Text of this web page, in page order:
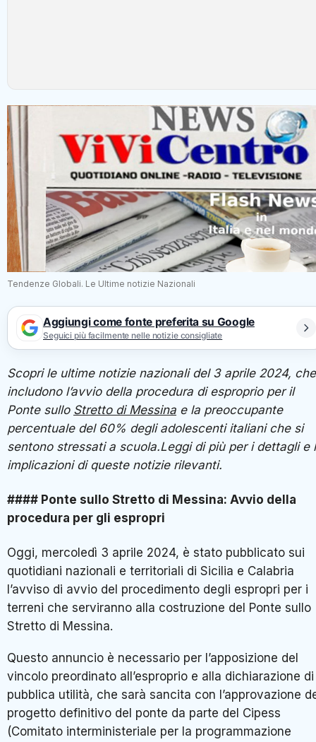
Tendenze Globali. Le Ultime notizie Nazionali
Aggiungi come fonte preferita su Google
Seguici più facilmente nelle notizie consigliate
Scopri le ultime notizie nazionali del 3 aprile 2024, che
includono l’avvio della procedura di esproprio per il
Ponte sullo Stretto di Messina e la preoccupante
percentuale del 60% degli adolescenti italiani che si
sentono stressati a scuola.Leggi di più per i dettagli e
implicazioni di queste notizie rilevanti.
#### Ponte sullo Stretto di Messina: Avvio della
procedura per gli espropri
Oggi, mercoledì 3 aprile 2024, è stato pubblicato sui
quotidiani nazionali e territoriali di Sicilia e Calabria
l’avviso di avvio del procedimento degli espropri per i
terreni che serviranno alla costruzione del Ponte sullo
Stretto di Messina.
Questo annuncio è necessario per l’apposizione del
vincolo preordinato all’esproprio e alla dichiarazione di
pubblica utilità, che sarà sancita con l’approvazione
progetto definitivo del ponte da parte del Cipess
(Comitato interministeriale per la programmazione